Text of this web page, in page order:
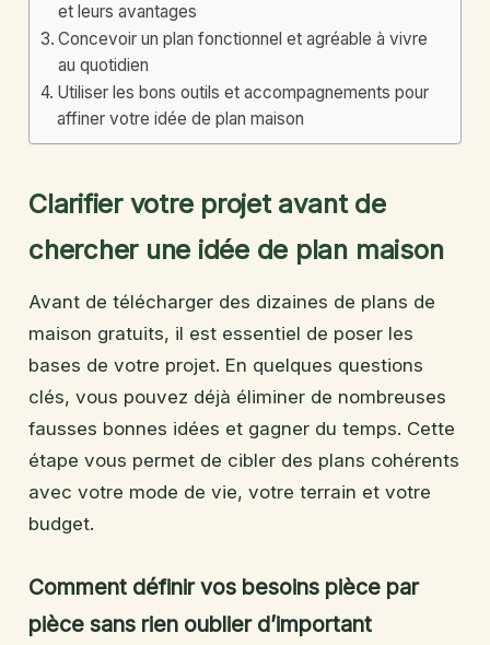
et leurs avantages
Concevoir un plan fonctionnel et agréable à vivre
au quotidien
Utiliser les bons outils et accompagnements pour
affiner votre idée de plan maison
Clarifier votre projet avant de
chercher une idée de plan maison
Avant de télécharger des dizaines de plans de
maison gratuits, il est essentiel de poser les
bases de votre projet. En quelques questions
clés, vous pouvez déjà éliminer de nombreuses
fausses bonnes idées et gagner du temps. Cette
étape vous permet de cibler des plans cohérents
avec votre mode de vie, votre terrain et votre
budget.
Comment définir vos besoins pièce par
pièce sans rien oublier d’important